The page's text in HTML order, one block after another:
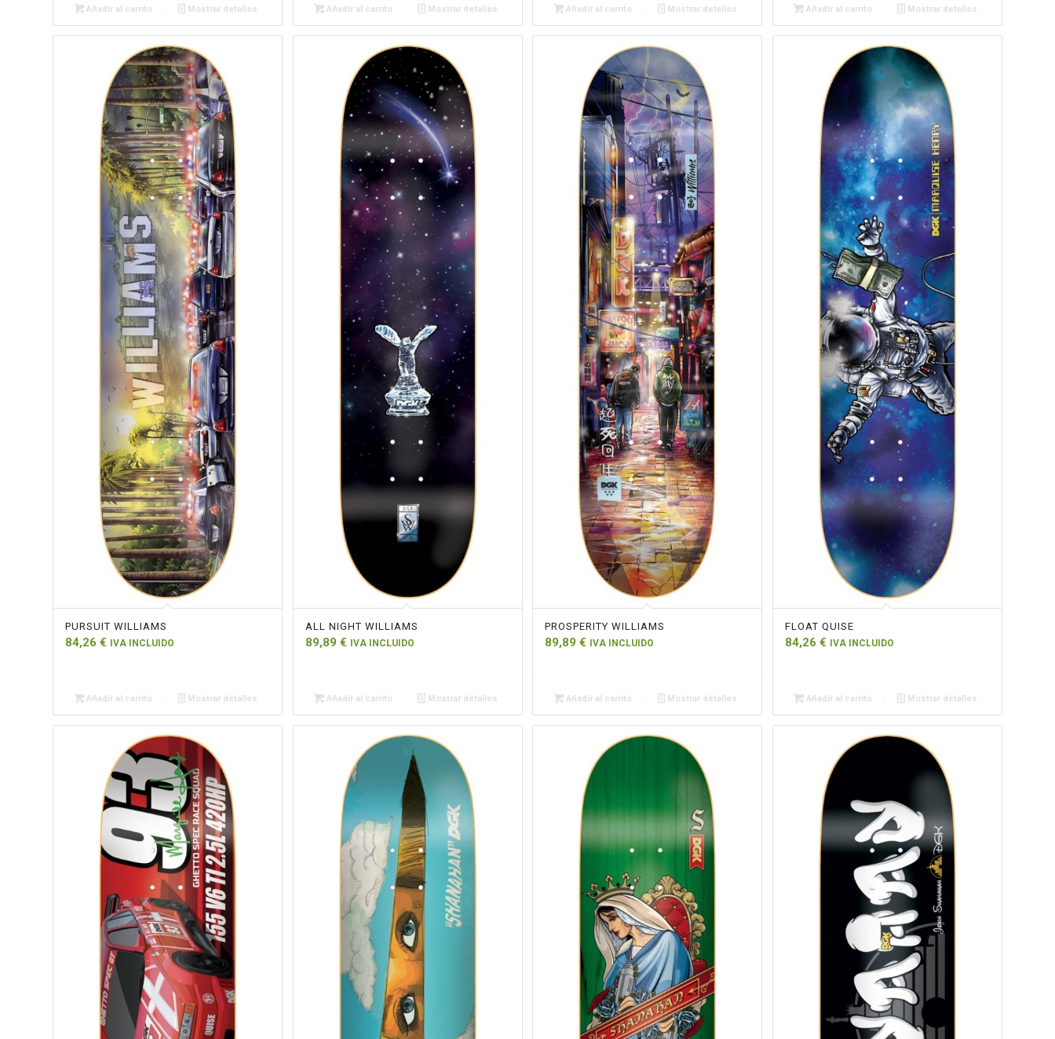
Añadir al carrito Mostrar detalles Añadir al carrito Mostrar detalles Añadir al carrito Mostrar detalles Añadir al carrito Mostrar detalles
PURSUIT WILLIAMS
84,26 € IVA INCLUIDO
Añadir al carrito Mostrar detalles
ALL NIGHT WILLIAMS
89,89 € IVA INCLUIDO
Añadir al carrito Mostrar detalles
PROSPERITY WILLIAMS
89,89€ IVA INCLUIDO
Añadir al carrito Mostrar detalles
FLOAT QUISE
84,26 € IVA INCLUIDO
Añadir al carrito Mostrar detalles